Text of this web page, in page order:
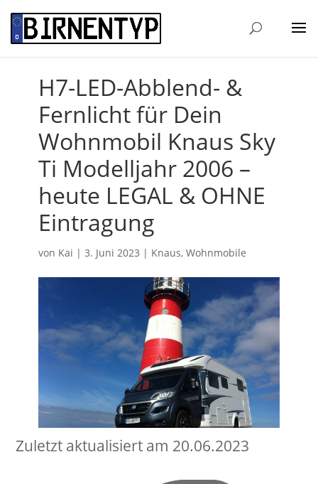
H7-LED-Abblend- &
Fernlicht für Dein
Wohnmobil Knaus Sky
Ti Modelljahr 2006 –
heute LEGAL & OHNE
Eintragung
von Kai | 3. Juni 2023 | Knaus, Wohnmobile
Zuletzt aktualisiert am 20.06.2023